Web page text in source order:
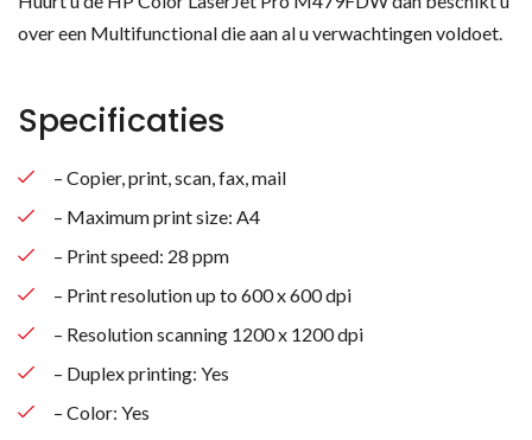
over een Multifunctional die aan al u verwachtingen voldoet.
Specificaties
– Copier, print, scan, fax, mail
– Maximum print size: A4
– Print speed: 28 ppm
– Print resolution up to 600 x 600 dpi
– Resolution scanning 1200 x 1200 dpi
– Duplex printing: Yes
– Color: Yes